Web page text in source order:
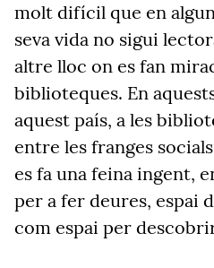
molt difícil que en
seva vida no sigui
altre lloc on es fan
biblioteques. En
aquest país, a les
entre les franges
es fa una feina ingent,
per a fer deures, espai
com espai per